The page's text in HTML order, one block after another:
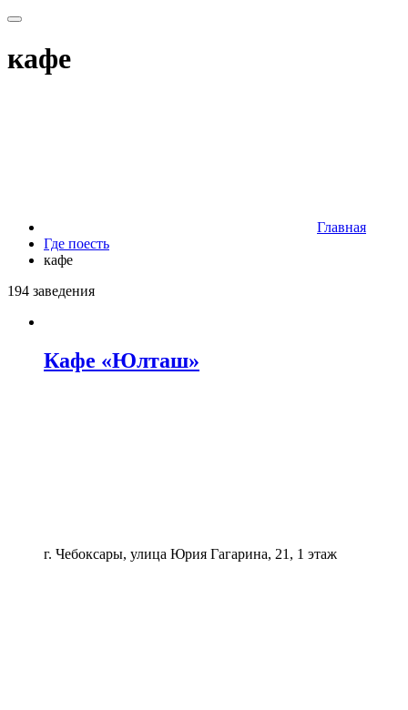
кафе
Главная
Где поесть
кафе
194 заведения
Кафе «Юлташ»
г. Чебоксары, улица Юрия Гагарина, 21, 1 этаж